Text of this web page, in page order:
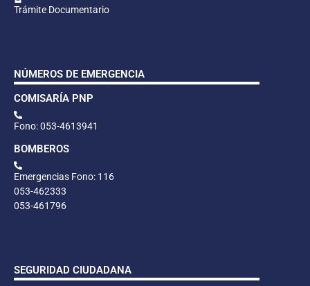
Trámite Documentario
NÚMEROS DE EMERGENCIA
COMISARÍA PNP
Fono: 053-4613941
BOMBEROS
Emergencias Fono: 116
053-462333
053-461796
SEGURIDAD CIUDADANA